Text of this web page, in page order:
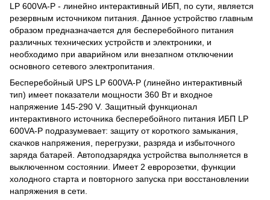
LP 600VA-P - линейно интерактивный ИБП, по сути, является
резервным источником питания. Данное устройство главным
образом предназначается для бесперебойного питания
различных технических устройств и электроники, и
необходимо при аварийном или внезапном отключении
основного сетевого электропитания.
Бесперебойный UPS LP 600VA-P (линейно интерактивный
тип) имеет показатели мощности 360 Вт и входное
напряжение 145-290 V. Защитный функционал
интерактивного источника бесперебойного питания ИБП LP
600VA-P подразумевает: защиту от короткого замыкания,
скачков напряжения, перегрузки, разряда и избыточного
заряда батарей. Автоподзарядка устройства выполняется в
выключенном состоянии. Имеет 2 евророзетки, функции
холодного старта и повторного запуска при восстановлении
напряжения в сети.